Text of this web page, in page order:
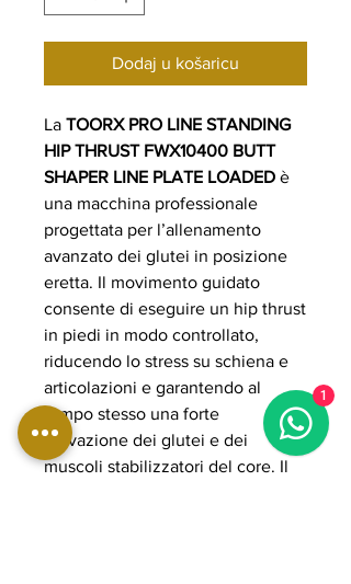
Dodaj u košaricu
La TOORX PRO LINE STANDING
HIP THRUST FWX10400 BUTT
SHAPER LINE PLATE LOADED è
una macchina professionale
progettata per l’allenamento
avanzato dei glutei in posizione
eretta. Il movimento guidato
consente di eseguire un hip thrust
in piedi in modo controllato,
riducendo lo stress su schiena e
articolazioni e garantendo al
tempo stesso una forte
attivazione dei glutei e dei
muscoli stabilizzatori del core. Il
1